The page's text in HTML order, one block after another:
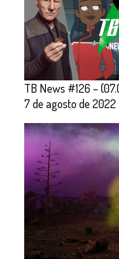
TB News #126 –
7 de agosto de 2022